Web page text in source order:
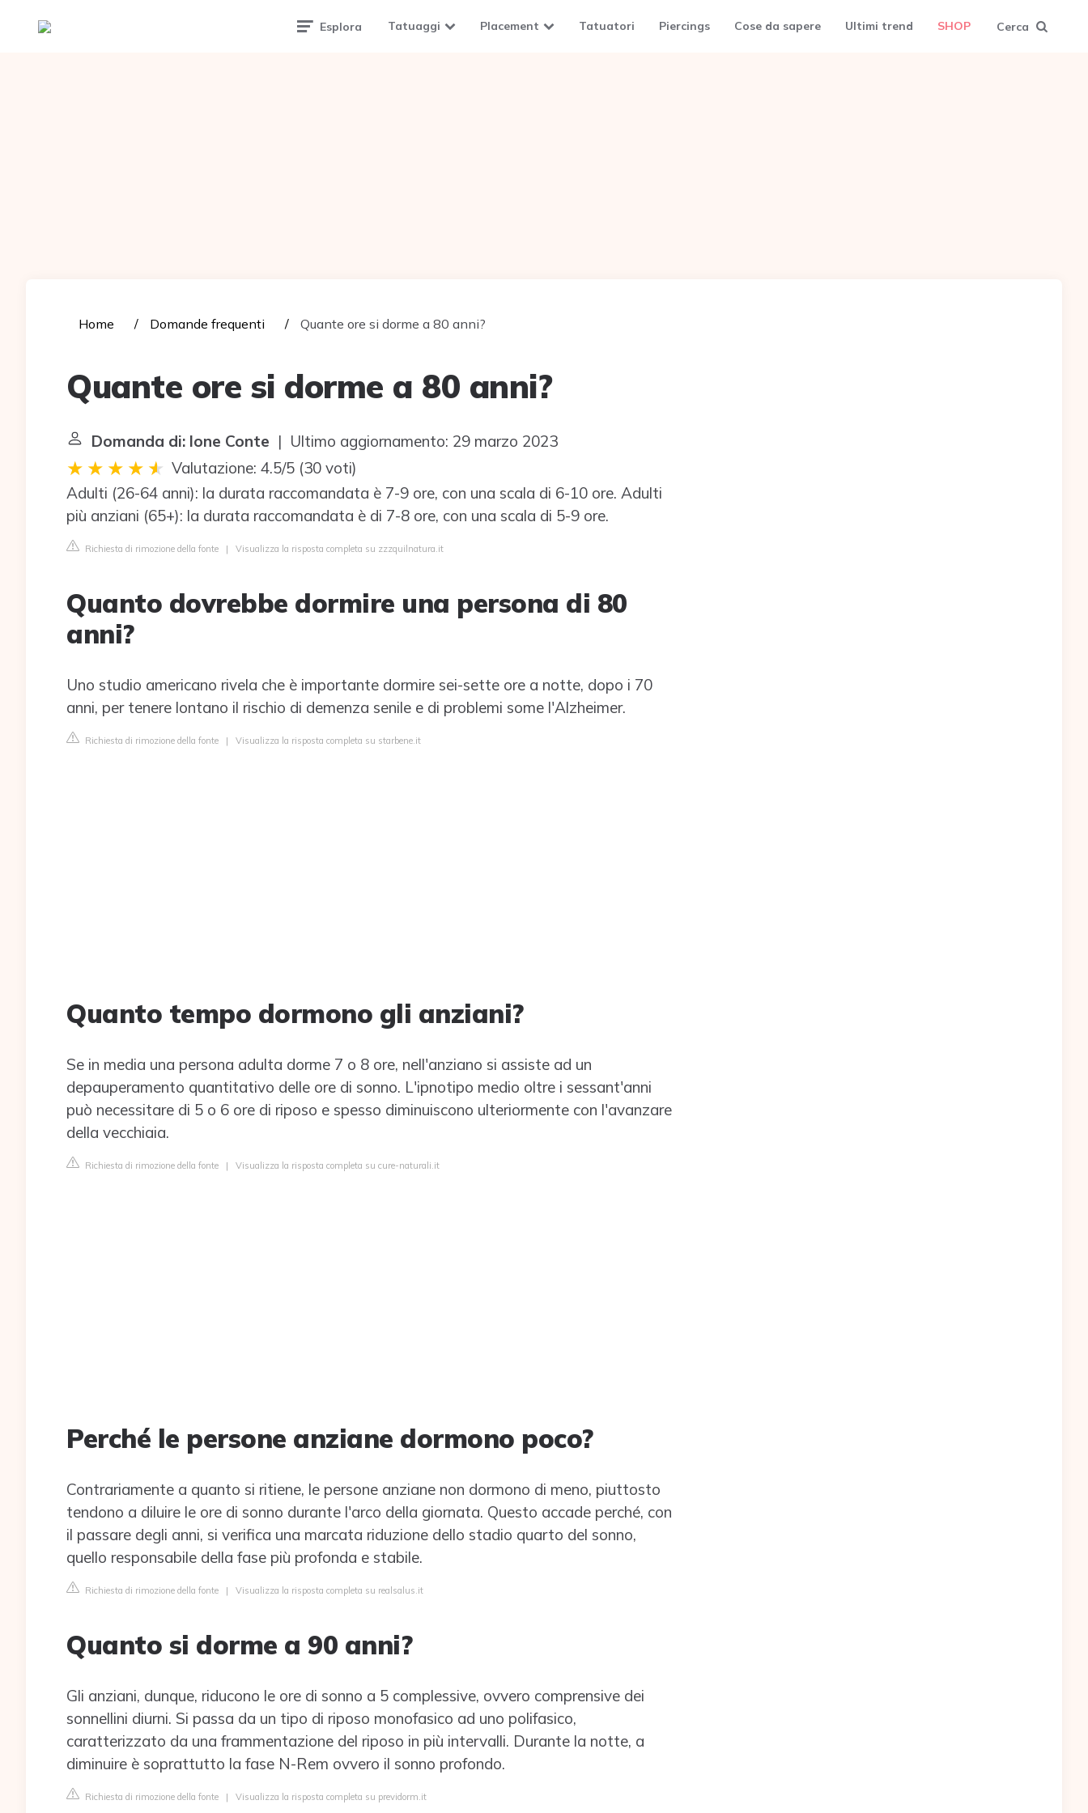
Tattoomuse.it Esplora Tatuaggi Placement Tatuatori Piercings Cose da sapere Ultimi trend SHOP Cerca
Home Domande frequenti Quante ore si dorme a 80 anni?
Quante ore si dorme a 80 anni?
Domanda di: Ione Conte | Ultimo aggiornamento: 29 marzo 2023
Valutazione: 4.5/5 (30 voti)
Adulti (26-64 anni): la durata raccomandata è 7-9 ore, con una scala di 6-10 ore. Adulti
più anziani (65+): la durata raccomandata è di 7-8 ore, con una scala di 5-9 ore.
Richiesta di rimozione della fonte | Visualizza la risposta completa su zzzquilnatura.it
Quanto dovrebbe dormire una persona di 80
anni?
Uno studio americano rivela che è importante dormire sei-sette ore a notte, dopo i 70
anni, per tenere lontano il rischio di demenza senile e di problemi some l'Alzheimer.
Richiesta di rimozione della fonte | Visualizza la risposta completa su starbene.it
Quanto tempo dormono gli anziani?
Se in media una persona adulta dorme 7 o 8 ore, nell'anziano si assiste ad un
depauperamento quantitativo delle ore di sonno. L'ipnotipo medio oltre i sessant'anni
può necessitare di 5 o 6 ore di riposo e spesso diminuiscono ulteriormente con l'avanzare
della vecchiaia.
Richiesta di rimozione della fonte | Visualizza la risposta completa su cure-naturali.it
Perché le persone anziane dormono poco?
Contrariamente a quanto si ritiene, le persone anziane non dormono di meno, piuttosto
tendono a diluire le ore di sonno durante l'arco della giornata. Questo accade perché, con
il passare degli anni, si verifica una marcata riduzione dello stadio quarto del sonno,
quello responsabile della fase più profonda e stabile.
Richiesta di rimozione della fonte | Visualizza la risposta completa su realsalus.it
Quanto si dorme a 90 anni?
Gli anziani, dunque, riducono le ore di sonno a 5 complessive, ovvero comprensive dei
sonnellini diurni. Si passa da un tipo di riposo monofasico ad uno polifasico,
caratterizzato da una frammentazione del riposo in più intervalli. Durante la notte, a
diminuire è soprattutto la fase N-Rem ovvero il sonno profondo.
Richiesta di rimozione della fonte | Visualizza la risposta completa su previdorm.it